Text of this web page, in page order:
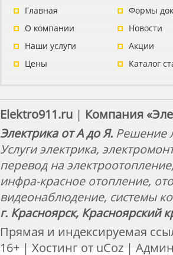
Главная
О компании
Наши услуги
Цены
Формы
Новости
Акции
Каталог
Elektro911.ru | Компания
Электрика от А до Я. Решение
Услуги электрика,
перевод на
инфра-красное отопление,
видеонаблюдение, системы
г. Красноярск, Красноярский
Прямая и индексируемая
16+ | Хостинг от uCoz |